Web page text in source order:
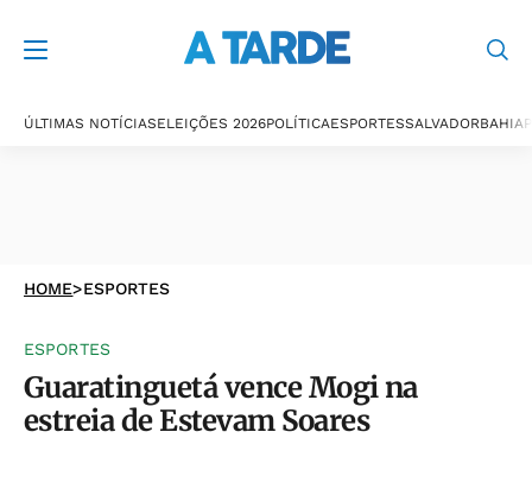
ÚLTIMAS NOTÍCIASELEIÇÕES 2026POLÍTICAESPORTESSALVADORBAHIA
HOME>ESPORTES
ESPORTES
Guaratinguetá vence Mogi na
estreia de Estevam Soares